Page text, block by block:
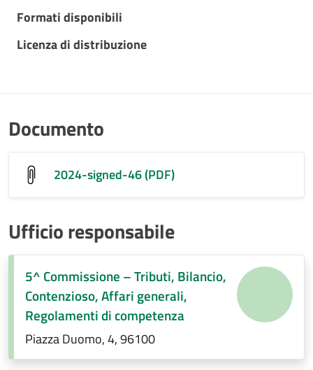
Formati disponibili
Licenza di distribuzione
Documento
2024-signed-46 (PDF)
Ufficio responsabile
5^ Commissione – Tributi, Bilancio,
Contenzioso, Affari generali,
Regolamenti di competenza
Piazza Duomo, 4, 96100